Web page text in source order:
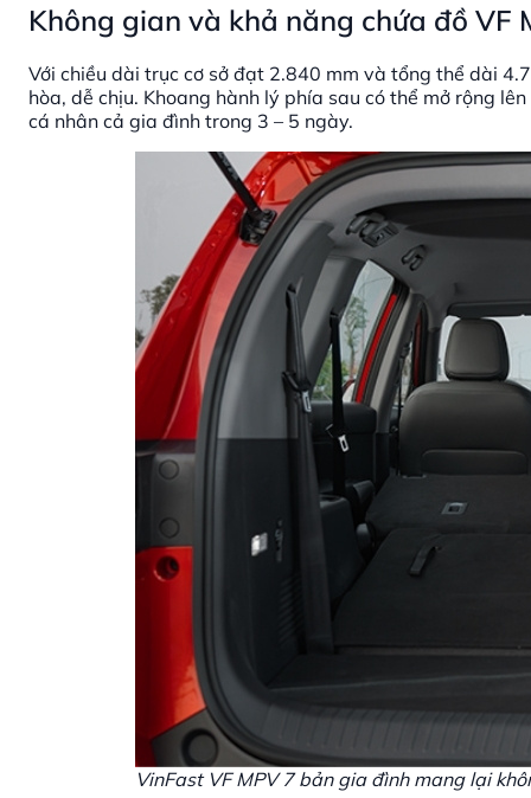
Không gian và khả năng chứa đồ VF
Với chiều dài trục cơ sở đạt 2.840 mm và tổng thể dài
hòa, dễ chịu. Khoang hành lý phía sau có thể mở rộng
cá nhân cả gia đình trong 3 – 5 ngày.
VinFast VF MPV 7 bản gia đình mang lại